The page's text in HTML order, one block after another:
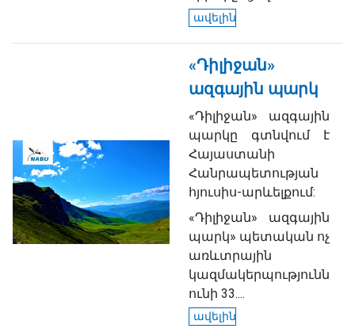
ավելին
«Դիլիջան»
ազգային պարկ
«Դիլիջան» ազգային
պարկը գտնվում է
Հայաստանի
Հանրապետության
հյուսիս-արևելքում:
«Դիլիջան» ազգային
պարկ» պետական ոչ
առևտրային
կազմակերպությունն
ունի 33....
ավելին